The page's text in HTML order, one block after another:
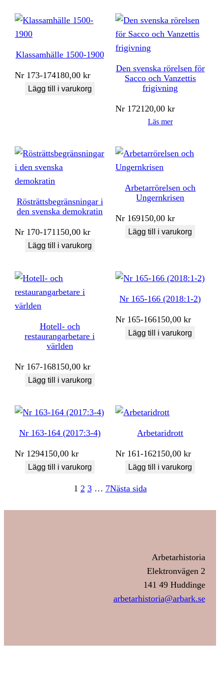
Klassamhälle 1500-1900
Nr 173-174180,00kr
Lägg till i varukorg
Den svenska rörelsen för
Sacco och Vanzettis
frigivning
Nr 172120,00kr
Läs mer
Rösträttsbegränsningar i
den svenska demokratin
Nr 170-171150,00kr
Lägg till i varukorg
Arbetarrörelsen och
Ungernkrisen
Nr 169150,00kr
Lägg till i varukorg
Hotell- och
restaurangarbetare i
världen
Nr 167-168150,00kr
Lägg till i varukorg
Nr 165-166 (2018:1-2)
Nr 165-166150,00kr
Lägg till i varukorg
Nr 163-164 (2017:3-4)
Nr 1294150,00kr
Lägg till i varukorg
Arbetaridrott
Nr 161-162150,00kr
Lägg till i varukorg
1 2 3 … 7Nästa sida
Arbetarhistoria
Elektronvägen 2
141 49 Huddinge
arbetarhistoria@arbark.se